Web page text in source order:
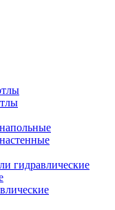
гидравлические